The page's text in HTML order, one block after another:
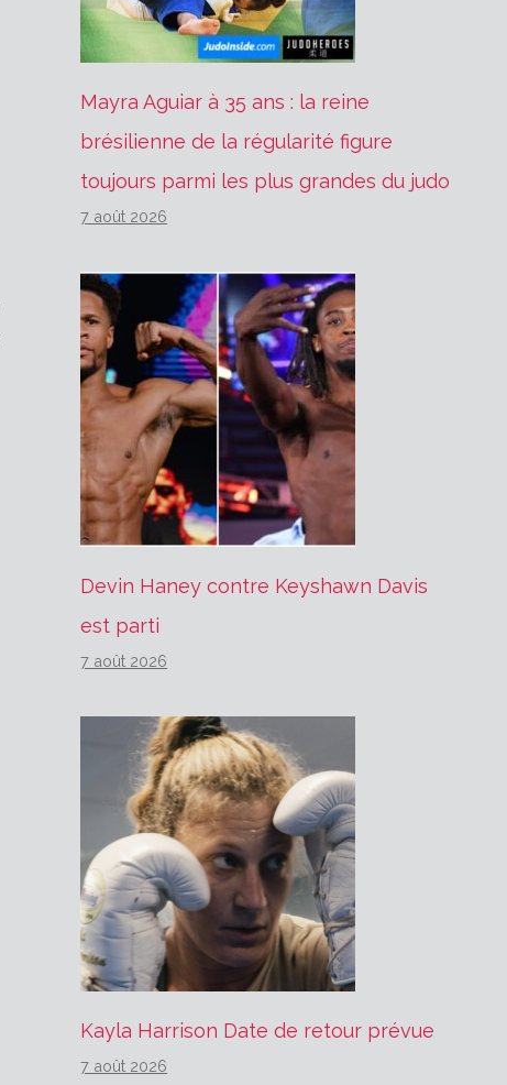
Mayra Aguiar à 35 ans : la reine
brésilienne de la régularité figure
toujours parmi les plus grandes du judo
7 août 2026
Devin Haney contre Keyshawn Davis
est parti
7 août 2026
Kayla Harrison Date de retour prévue
7 août 2026